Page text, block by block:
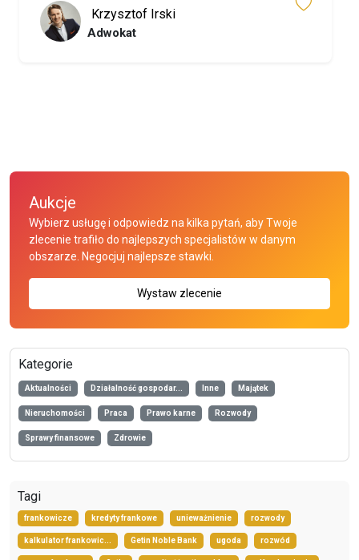
Krzysztof Irski
Adwokat
Aukcje
Wybierz usługę i odpowiedz na kilka pytań, aby Twoje
zlecenie trafiło do najlepszych specjalistów w danym
obszarze. Negocjuj najlepsze stawki.
Wystaw zlecenie
Kategorie
Aktualności Działalność gospodar... Inne Majątek
Nieruchomości Praca Prawo karne Rozwody
Sprawy finansowe Zdrowie
Tagi
frankowicze kredyty frankowe unieważnienie rozwody
kalkulator frankowic... Getin Noble Bank ugoda rozwód